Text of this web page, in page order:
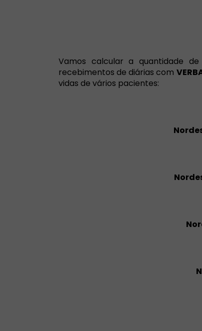
Vamos calcular a quantidade
recebimentos de diárias com
vidas de vários pacientes: